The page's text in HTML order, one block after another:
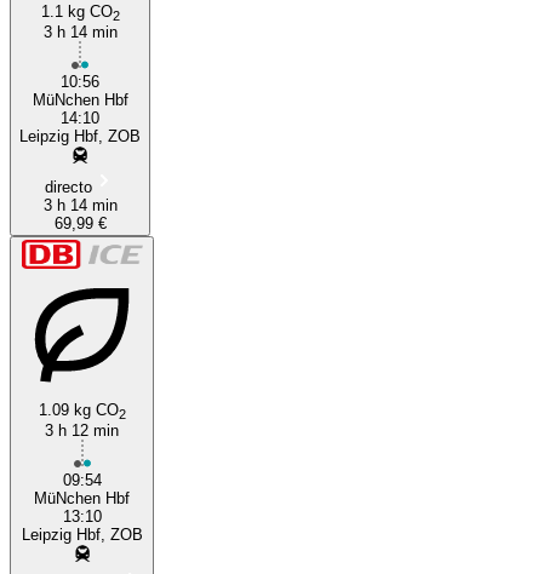
1.1 kg CO2
3 h 14 min
10:56
MüNchen Hbf
14:10
Leipzig Hbf, ZOB
directo
3 h 14 min
69,99 €
1.09 kg CO2
3 h 12 min
09:54
MüNchen Hbf
13:10
Leipzig Hbf, ZOB